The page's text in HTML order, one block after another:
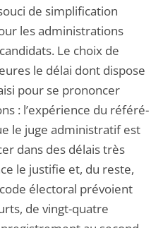
de simplification
les administrations
Le choix de
le délai dont dispose
pour se prononcer
: l’expérience du référé-
le juge administratif est
dans des délais très
le justifie et, du reste,
électoral prévoient
de vingt-quatre